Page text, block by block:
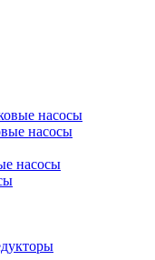
насосы
насосы
насосы